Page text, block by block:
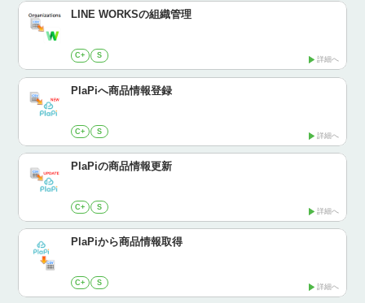
LINE WORKSの組織管理
C+ S 詳細へ
PlaPiへ商品情報登録
C+ S 詳細へ
PlaPiの商品情報更新
C+ S 詳細へ
PlaPiから商品情報取得
C+ S 詳細へ